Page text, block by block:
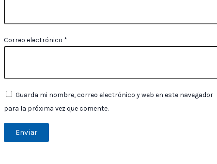
Correo electrónico *
Guarda mi nombre, correo electrónico y web en este navegador
para la próxima vez que comente.